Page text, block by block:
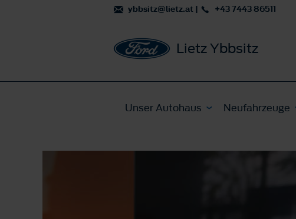
ybbsitz@lietz.at | +43 7443 86511
Lietz Ybbsitz
Unser Autohaus Neufahrzeuge